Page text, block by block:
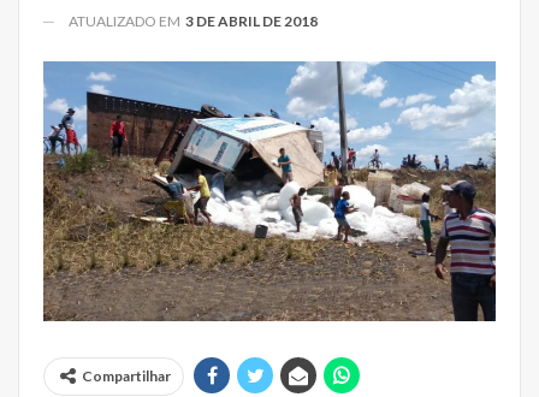
ATUALIZADO EM 3 DE ABRIL DE 2018
Compartilhar